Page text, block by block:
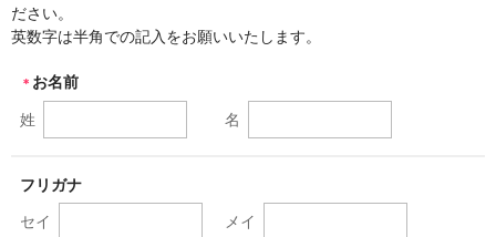
返品・キャンセルについて
商品一覧
ださい。
英数字は半角での記入をお願いいたします。
＊ お名前
姓 名
フリガナ
セイ メイ